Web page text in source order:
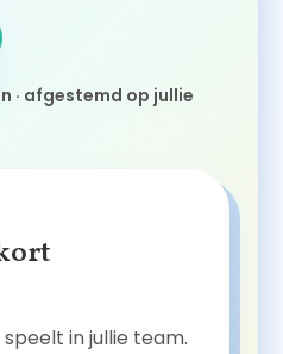
· afgestemd op jullie
in jullie team.